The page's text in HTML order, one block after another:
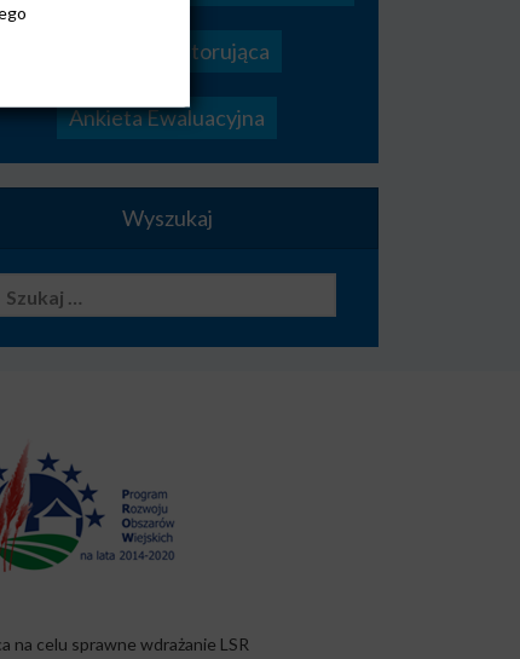
Ankieta Monitorująca
Ankieta Ewaluacyjna
Wyszukaj
na celu sprawne wdrażanie LSR